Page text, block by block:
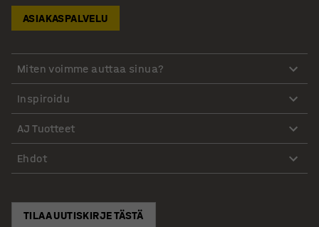
ASIAKASPALVELU
Miten voimme auttaa sinua?
Inspiroidu
AJ Tuotteet
Ehdot
TILAA UUTISKIRJE TÄSTÄ